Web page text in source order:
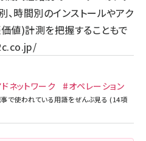
、時間別のインストールやアク
値)計測を把握することもで
ネットワーク
#オペレーション